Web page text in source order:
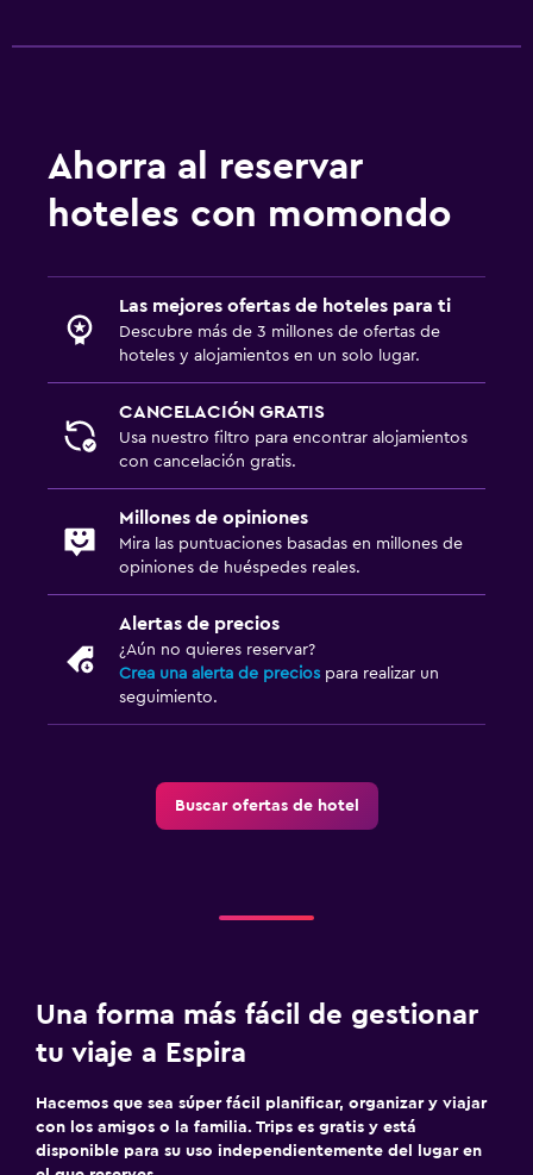
Ahorra al reservar
hoteles con momondo
Las mejores ofertas de hoteles para ti
Descubre más de 3 millones de ofertas de
hoteles y alojamientos en un solo lugar.
CANCELACIÓN GRATIS
Usa nuestro filtro para encontrar alojamientos
con cancelación gratis.
Millones de opiniones
Mira las puntuaciones basadas en millones de
opiniones de huéspedes reales.
Alertas de precios
¿Aún no quieres reservar?
Crea una alerta de precios para realizar un
seguimiento.
Buscar ofertas de hotel
Una forma más fácil de gestionar
tu viaje a Espira
Hacemos que sea súper fácil planificar, organizar y viajar
con los amigos o la familia. Trips es gratis y está
disponible para su uso independientemente del lugar en